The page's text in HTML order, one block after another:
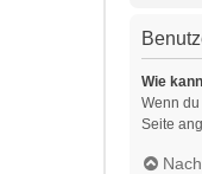
Wie
Wenn
Seite